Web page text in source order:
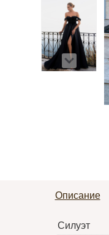
Описание
Силуэт